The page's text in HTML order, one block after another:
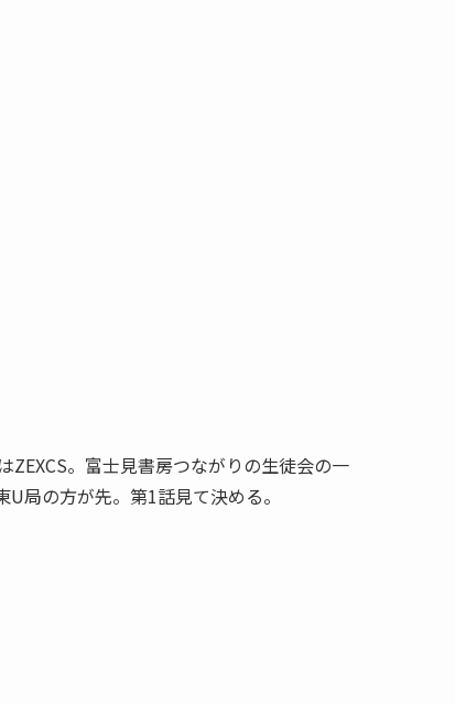
。富士見書房つながりの生徒会の一
局の方が先。第1話見て決める。